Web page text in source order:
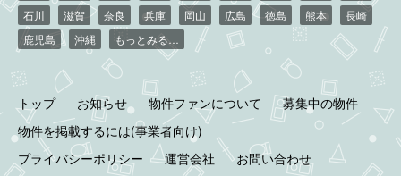
石川
滋賀 奈良 兵庫 岡山 広島 徳島 熊本
長崎
鹿児島
沖縄 もっとみる…
トップ お知らせ 物件ファンについて
募集中の物件
物件を掲載するには(事業者向け)
プライバシーポリシー
運営会社 お問い合わせ